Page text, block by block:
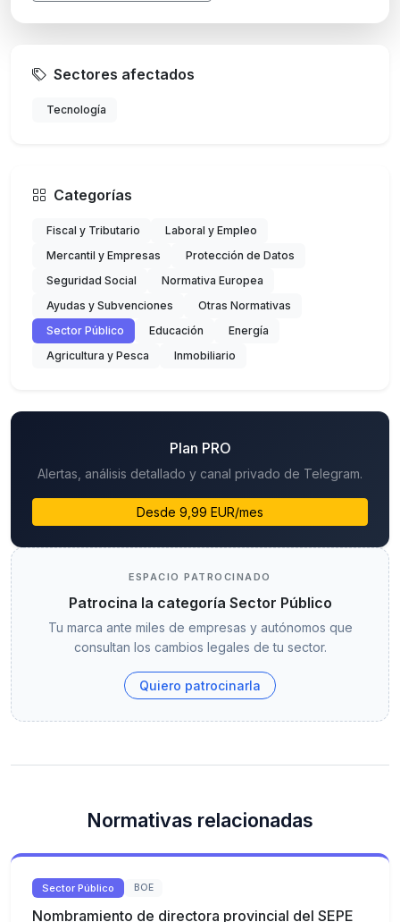
Sectores afectados
Tecnología
Categorías
Fiscal y Tributario
Laboral y Empleo
Mercantil y Empresas
Protección de Datos
Seguridad Social
Normativa Europea
Ayudas y Subvenciones
Otras Normativas
Sector Público
Educación
Energía
Agricultura y Pesca
Inmobiliario
Plan PRO
Alertas, análisis detallado y canal privado de Telegram.
Desde 9,99 EUR/mes
ESPACIO PATROCINADO
Patrocina la categoría Sector Público
Tu marca ante miles de empresas y autónomos que
consultan los cambios legales de tu sector.
Quiero patrocinarla
Normativas relacionadas
Sector Público BOE
Nombramiento de directora provincial del SEPE